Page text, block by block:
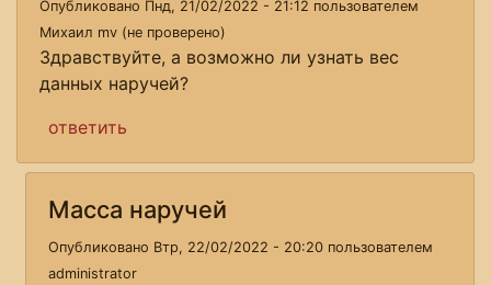
Опубликовано Пнд, 21/02/2022 - 21:12 пользователем
Михаил mv (не проверено)
Здравствуйте, а возможно ли узнать вес
данных наручей?
ответить
Масса наручей
Опубликовано Втр, 22/02/2022 - 20:20 пользователем
administrator